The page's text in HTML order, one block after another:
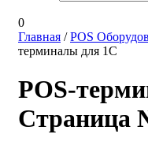
0
Главная /POS
терминалы для 1С
POS-
Страница